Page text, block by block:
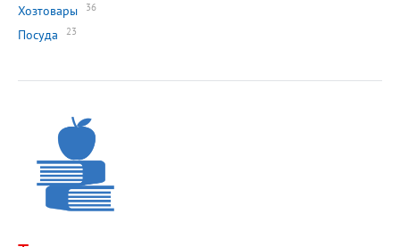
Хозтовары 36
Посуда 23